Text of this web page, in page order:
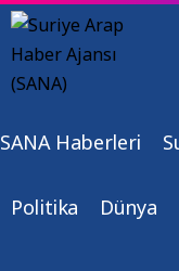
SANA Haberleri
Politika Dünya